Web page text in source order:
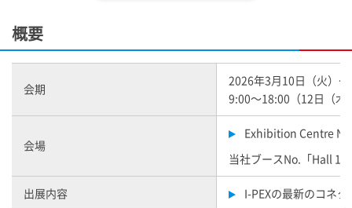
概要
会期
2026年3月10日（火）
9:00～18:00（12日（木
会場
Exhibition Centre
当社ブースNo.「Hall 1 /
出展内容 I-PEXの最新のコネ